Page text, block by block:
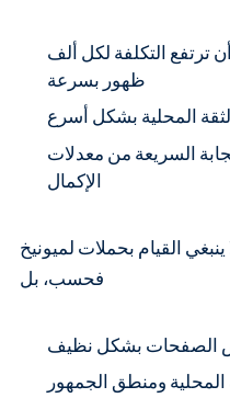
ترتفع التكلفة لكل ألف
ظهور بسرعة
المحلية بشكل أسرع
السريعة من معدلات
الإكمال
ينبغي القيام بحملات لميونيخ
فحسب، بل
الصفحات بشكل نظيف
ومنطق الجمهور